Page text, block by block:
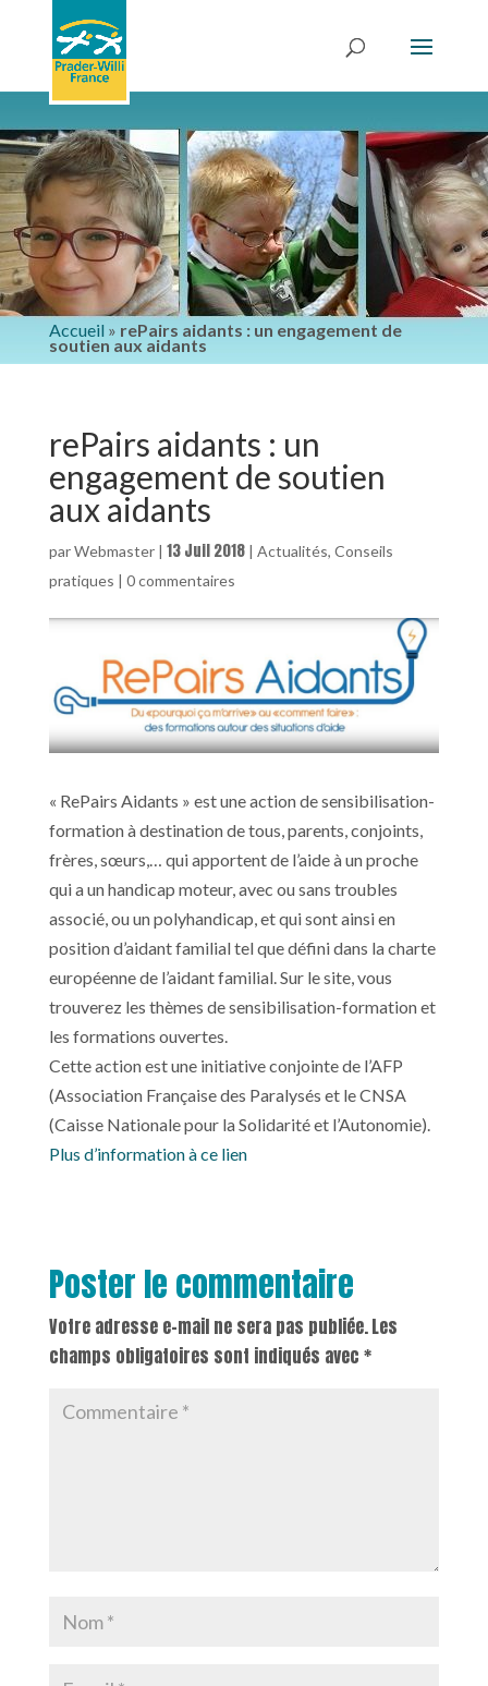
Accueil » rePairs aidants : un engagement de
soutien aux aidants
rePairs aidants : un
engagement de soutien
aux aidants
parWebmaster| 13 Juil 2018| Actualités, Conseils
pratiques | 0 commentaires
« RePairs Aidants » est une action de sensibilisation-
formation à destination de tous, parents, conjoints,
frères, sœurs,… qui apportent de l’aide à un proche
qui a un handicap moteur, avec ou sans troubles
associé, ou un polyhandicap, et qui sont ainsi en
position d’aidant familial tel que défini dans la charte
européenne de l’aidant familial. Sur le site, vous
trouverez les thèmes de sensibilisation-formation et
les formations ouvertes.
Cette action est une initiative conjointe de l’AFP
(Association Française des Paralysés et le CNSA
(Caisse Nationale pour la Solidarité et l’Autonomie).
Plus d’information à ce lien
Poster le commentaire
Votre adresse e-mail ne sera pas publiée.Les
champs obligatoires sont indiqués avec *